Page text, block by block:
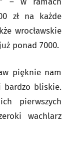
zł na każde
wrocławskie
ponad 7000.
pięknie nam
bardzo bliskie.
pierwszych
wachlarz